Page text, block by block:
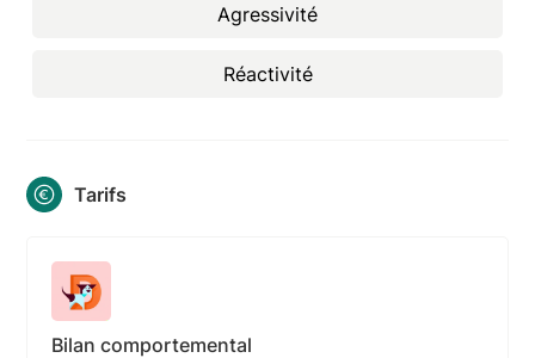
Agressivité
Réactivité
Tarifs
Bilan comportemental